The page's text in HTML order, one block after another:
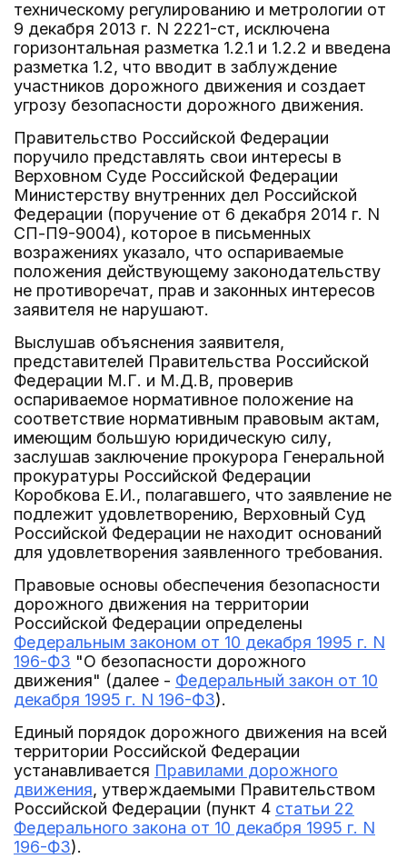
техническому регулированию и метрологии от
9 декабря 2013 г. N 2221-ст, исключена
горизонтальная разметка 1.2.1 и 1.2.2 и введена
разметка 1.2, что вводит в заблуждение
участников дорожного движения и создает
угрозу безопасности дорожного движения.
Правительство Российской Федерации
поручило представлять свои интересы в
Верховном Суде Российской Федерации
Министерству внутренних дел Российской
Федерации (поручение от 6 декабря 2014 г. N
СП-П9-9004), которое в письменных
возражениях указало, что оспариваемые
положения действующему законодательству
не противоречат, прав и законных интересов
заявителя не нарушают.
Выслушав объяснения заявителя,
представителей Правительства Российской
Федерации М.Г. и М.Д.В, проверив
оспариваемое нормативное положение на
соответствие нормативным правовым актам,
имеющим большую юридическую силу,
заслушав заключение прокурора Генеральной
прокуратуры Российской Федерации
Коробкова Е.И., полагавшего, что заявление не
подлежит удовлетворению, Верховный Суд
Российской Федерации не находит оснований
для удовлетворения заявленного требования.
Правовые основы обеспечения безопасности
дорожного движения на территории
Российской Федерации определены
Федеральным законом от 10 декабря 1995 г. N
196-ФЗ "О безопасности дорожного
движения" (далее - Федеральный закон от 10
декабря 1995 г. N 196-ФЗ).
Единый порядок дорожного движения на всей
территории Российской Федерации
устанавливается Правилами дорожного
движения, утверждаемыми Правительством
Российской Федерации (пункт 4 статьи 22
Федерального закона от 10 декабря 1995 г. N
196-ФЗ).